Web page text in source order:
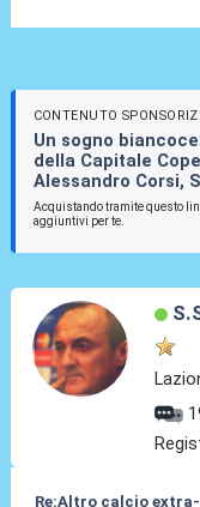
CONTENUTO
Un sogno
della Capitale
Alessandro Corsi,
Acquistando tramite questo
aggiuntivi per te.
Re:Altro calcio extra-